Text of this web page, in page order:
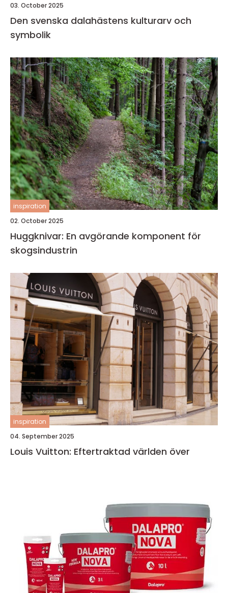
03. October 2025
Den svenska dalahästens kulturarv och
symbolik
inspiration
02. October 2025
Huggknivar: En avgörande komponent för
skogsindustrin
inspiration
04. September 2025
Louis Vuitton: Eftertraktad världen över